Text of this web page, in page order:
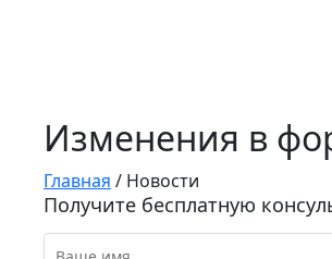
Изменения в
Главная / Новости
Получите бесплатную